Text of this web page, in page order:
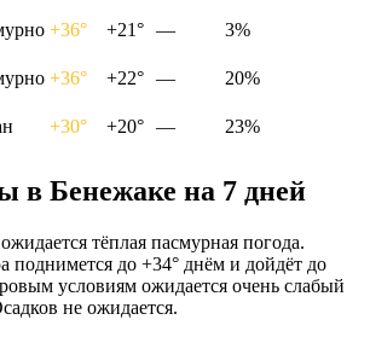
+36° +21° —
3%
+36° +22° —
20%
+30° +20° — 23%
в Бенежаке на 7 дней
тёплая пасмурная погода.
поднимется до +34° днём и дойдёт до
условиям ожидается очень слабый
не ожидается.